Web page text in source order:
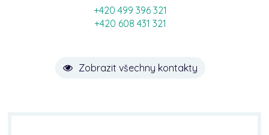
+420 499 396 321
+420 608 431 321
Zobrazit všechny kontakty